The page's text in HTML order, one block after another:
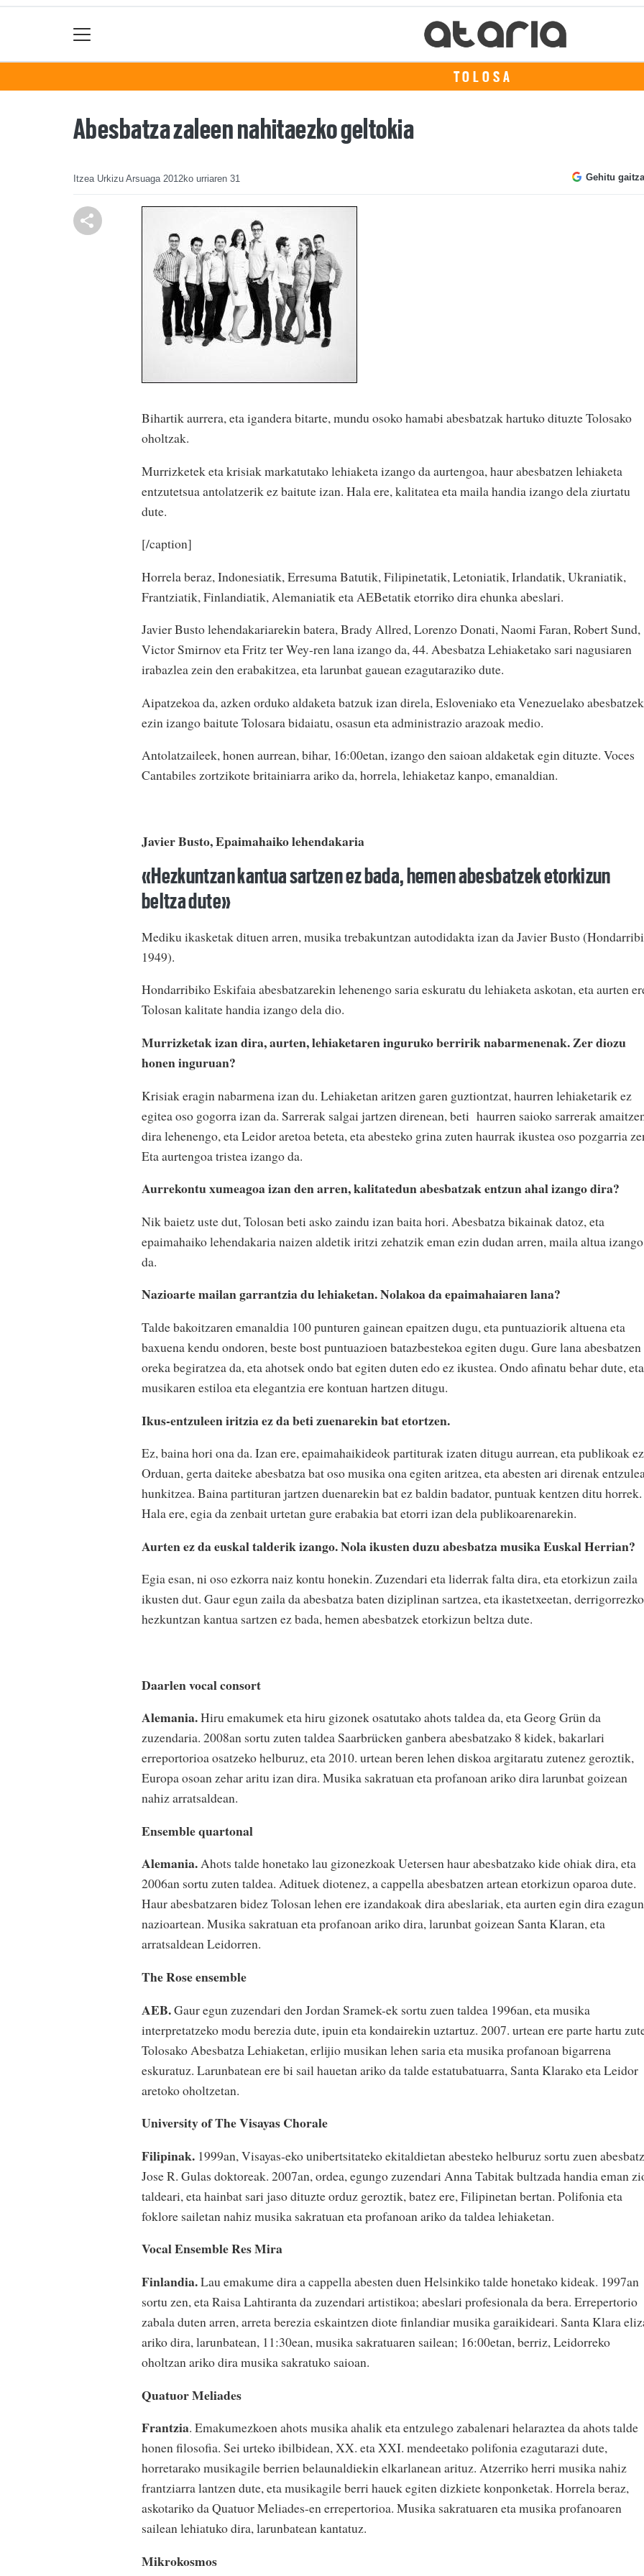
TOLOSA
Abesbatza zaleen nahitaezko geltokia
Itzea Urkizu Arsuaga 2012ko urriaren 31 Gehitu
Bihartik aurrera, eta igandera bitarte, mundu osoko hamabi abesbatzak hartuko dituzte Tolosako
oholtzak.
Murrizketek eta krisiak markatutako lehiaketa izango da aurtengoa, haur abesbatzen lehiaketa
entzutetsua antolatzerik ez baitute izan. Hala ere, kalitatea eta maila handia izango dela ziurtatu
dute.
[/caption]
Horrela beraz, Indonesiatik, Erresuma Batutik, Filipinetatik, Letoniatik, Irlandatik, Ukraniatik,
Frantziatik, Finlandiatik, Alemaniatik eta AEBetatik etorriko dira ehunka abeslari.
Javier Busto lehendakariarekin batera, Brady Allred, Lorenzo Donati, Naomi Faran, Robert Sund,
Victor Smirnov eta Fritz ter Wey-ren lana izango da, 44. Abesbatza Lehiaketako sari nagusiaren
irabazlea zein den erabakitzea, eta larunbat gauean ezagutaraziko dute.
Aipatzekoa da, azken orduko aldaketa batzuk izan direla, Esloveniako eta Venezuelako abesbatzek
ezin izango baitute Tolosara bidaiatu, osasun eta administrazio arazoak medio.
Antolatzaileek, honen aurrean, bihar, 16:00etan, izango den saioan aldaketak egin dituzte. Voces
Cantabiles zortzikote britainiarra ariko da, horrela, lehiaketaz kanpo, emanaldian.
Javier Busto, Epaimahaiko lehendakaria
«Hezkuntzan kantua sartzen ez bada, hemen abesbatzek etorkizun
beltza dute»
Mediku ikasketak dituen arren, musika trebakuntzan autodidakta izan da Javier Busto
1949).
Hondarribiko Eskifaia abesbatzarekin lehenengo saria eskuratu du lehiaketa askotan, eta aurten
Tolosan kalitate handia izango dela dio.
Murrizketak izan dira, aurten, lehiaketaren inguruko berririk nabarmenenak. Zer diozu
honen inguruan?
Krisiak eragin nabarmena izan du. Lehiaketan aritzen garen guztiontzat, haurren lehiaketarik ez
egitea oso gogorra izan da. Sarrerak salgai jartzen direnean, beti haurren saioko sarrerak
dira lehenengo, eta Leidor aretoa beteta, eta abesteko grina zuten haurrak ikustea oso pozgarria
Eta aurtengoa tristea izango da.
Aurrekontu xumeagoa izan den arren, kalitatedun abesbatzak entzun ahal izango dira?
Nik baietz uste dut, Tolosan beti asko zaindu izan baita hori. Abesbatza bikainak datoz, eta
epaimahaiko lehendakaria naizen aldetik iritzi zehatzik eman ezin dudan arren, maila altua izango
da.
Nazioarte mailan garrantzia du lehiaketan. Nolakoa da epaimahaiaren lana?
Talde bakoitzaren emanaldia 100 punturen gainean epaitzen dugu, eta puntuaziorik altuena eta
baxuena kendu ondoren, beste bost puntuazioen batazbestekoa egiten dugu. Gure lana abesbatzen
oreka begiratzea da, eta ahotsek ondo bat egiten duten edo ez ikustea. Ondo afinatu behar dute, eta
musikaren estiloa eta elegantzia ere kontuan hartzen ditugu.
Ikus-entzuleen iritzia ez da beti zuenarekin bat etortzen.
Ez, baina hori ona da. Izan ere, epaimahaikideok partiturak izaten ditugu aurrean, eta publikoak
Orduan, gerta daiteke abesbatza bat oso musika ona egiten aritzea, eta abesten ari direnak
hunkitzea. Baina partituran jartzen duenarekin bat ez baldin badator, puntuak kentzen ditu horrek.
Hala ere, egia da zenbait urtetan gure erabakia bat etorri izan dela publikoarenarekin.
Aurten ez da euskal talderik izango. Nola ikusten duzu abesbatza musika Euskal Herrian?
Egia esan, ni oso ezkorra naiz kontu honekin. Zuzendari eta liderrak falta dira, eta etorkizun zaila
ikusten dut. Gaur egun zaila da abesbatza baten diziplinan sartzea, eta ikastetxeetan, derrigorrezko
hezkuntzan kantua sartzen ez bada, hemen abesbatzek etorkizun beltza dute.
Daarlen vocal consort
Alemania.Hiru emakumek eta hiru gizonek osatutako ahots taldea da, eta Georg Grün da
zuzendaria. 2008an sortu zuten taldea Saarbrücken ganbera abesbatzako 8 kidek, bakarlari
erreportorioa osatzeko helburuz, eta 2010. urtean beren lehen diskoa argitaratu zutenez geroztik,
Europa osoan zehar aritu izan dira. Musika sakratuan eta profanoan ariko dira larunbat goizean
nahiz arratsaldean.
Ensemble quartonal
Alemania.Ahots talde honetako lau gizonezkoak Uetersen haur abesbatzako kide ohiak dira, eta
2006an sortu zuten taldea. Adituek diotenez, a cappella abesbatzen artean etorkizun oparoa dute.
Haur abesbatzaren bidez Tolosan lehen ere izandakoak dira abeslariak, eta aurten egin dira ezagun
nazioartean. Musika sakratuan eta profanoan ariko dira, larunbat goizean Santa Klaran, eta
arratsaldean Leidorren.
The Rose ensemble
AEB.Gaur egun zuzendari den Jordan Sramek-ek sortu zuen taldea 1996an, eta musika
interpretatzeko modu berezia dute, ipuin eta kondairekin uztartuz. 2007. urtean ere parte hartu
Tolosako Abesbatza Lehiaketan, erlijio musikan lehen saria eta musika profanoan bigarrena
eskuratuz. Larunbatean ere bi sail hauetan ariko da talde estatubatuarra, Santa Klarako eta Leidor
aretoko oholtzetan.
University of The Visayas Chorale
Filipinak. 1999an, Visayas-eko unibertsitateko ekitaldietan abesteko helburuz sortu zuen
Jose R. Gulas doktoreak. 2007an, ordea, egungo zuzendari Anna Tabitak bultzada handia eman
taldeari, eta hainbat sari jaso dituzte orduz geroztik, batez ere, Filipinetan bertan. Polifonia eta
foklore sailetan nahiz musika sakratuan eta profanoan ariko da taldea lehiaketan.
Vocal Ensemble Res Mira
Finlandia.Lau emakume dira a cappella abesten duen Helsinkiko talde honetako kideak. 1997an
sortu zen, eta Raisa Lahtiranta da zuzendari artistikoa; abeslari profesionala da bera. Errepertorio
zabala duten arren, arreta berezia eskaintzen diote finlandiar musika garaikideari. Santa Klara
ariko dira, larunbatean, 11:30ean, musika sakratuaren sailean; 16:00etan, berriz, Leidorreko
oholtzan ariko dira musika sakratuko saioan.
Quatuor Meliades
Frantzia. Emakumezkoen ahots musika ahalik eta entzulego zabalenari helaraztea da ahots talde
honen filosofia. Sei urteko ibilbidean, XX. eta XXI. mendeetako polifonia ezagutarazi dute,
horretarako musikagile berrien belaunaldiekin elkarlanean arituz. Atzerriko herri musika nahiz
frantziarra lantzen dute, eta musikagile berri hauek egiten dizkiete konponketak. Horrela beraz,
askotariko da Quatuor Meliades-en errepertorioa. Musika sakratuaren eta musika profanoaren
sailean lehiatuko dira, larunbatean kantatuz.
Mikrokosmos